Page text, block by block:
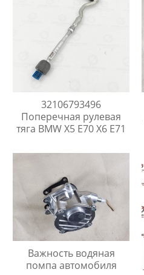
32106793496
Поперечная рулевая
тяга BMW X5 E70 X6 E71
Важность водяная
помпа автомобиля